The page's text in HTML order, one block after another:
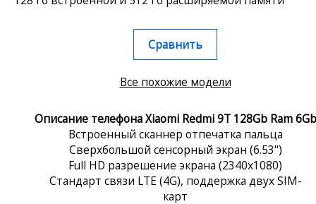
Сравнить
Все похожие модели
Описание телефона Xiaomi Redmi 9T 128Gb Ram 6Gb
Встроенный сканнер отпечатка пальца
Сверхбольшой сенсорный экран (6.53")
Full HD разрешение экрана (2340x1080)
Стандарт связи LTE (4G), поддержка двух SIM-
карт